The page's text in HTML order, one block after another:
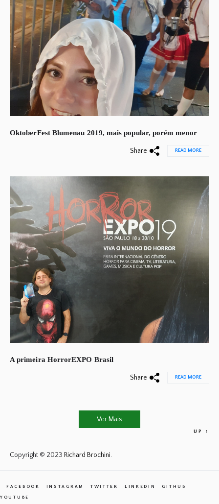
OktoberFest Blumenau 2019, mais popular, porém menor
Share READ MORE
A primeira HorrorEXPO Brasil
Share READ MORE
Ver Mais
Copyright © 2023 Richard Brochini.
UP ↑
FACEBOOK INSTAGRAM TWITTER LINKEDIN GITHUB
YOUTUBE